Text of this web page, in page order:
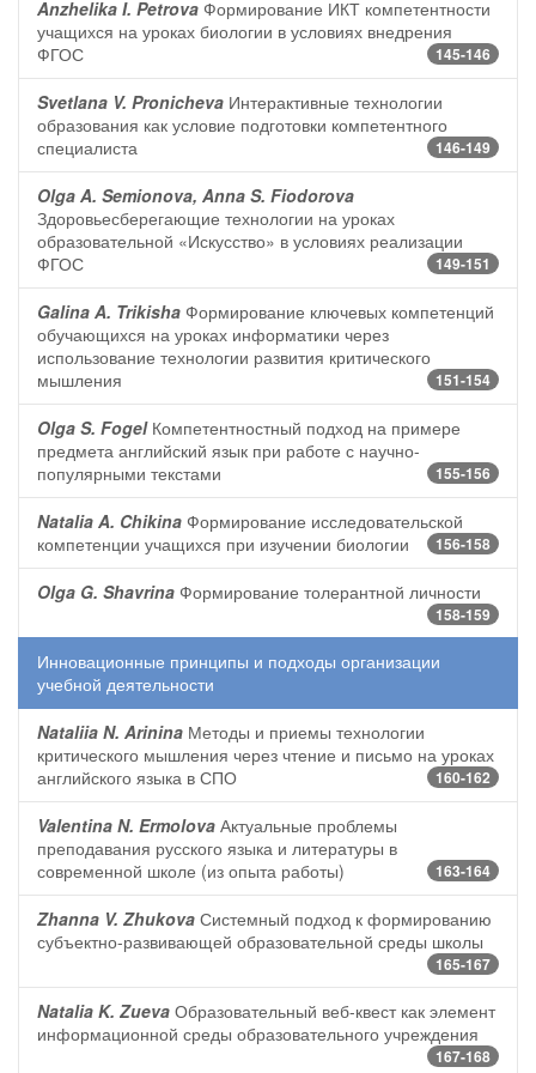
Anzhelika I. Petrova Формирование ИКТ компетентности
учащихся на уроках биологии в условиях внедрения
ФГОС
145-146
Svetlana V. Pronicheva Интерактивные технологии
образования как условие подготовки компетентного
специалиста
146-149
Olga A. Semionova, Anna S. Fiodorova
Здоровьесберегающие технологии на уроках
образовательной «Искусство» в условиях реализации
ФГОС
149-151
Galina A. Trikisha Формирование ключевых компетенций
обучающихся на уроках информатики через
использование технологии развития критического
мышления
151-154
Olga S. FogelКомпетентностный подход на примере
предмета английский язык при работе с научно-
популярными текстами
155-156
Natalia A. Chikina Формирование исследовательской
компетенции учащихся при изучении биологии
156-158
Olga G. Shavrina Формирование толерантной личности
158-159
Инновационные принципы и подходы организации
учебной деятельности
Nataliia N. Arinina Методы и приемы технологии
критического мышления через чтение и письмо на уроках
английского языка в СПО
160-162
Valentina N. Ermolova Актуальные проблемы
преподавания русского языка и литературы в
современной школе (из опыта работы)
163-164
Zhanna V. Zhukova Системный подход к формированию
субъектно-развивающей образовательной среды школы
165-167
Natalia K. Zueva Образовательный веб-квест как элемент
информационной среды образовательного учреждения
167-168